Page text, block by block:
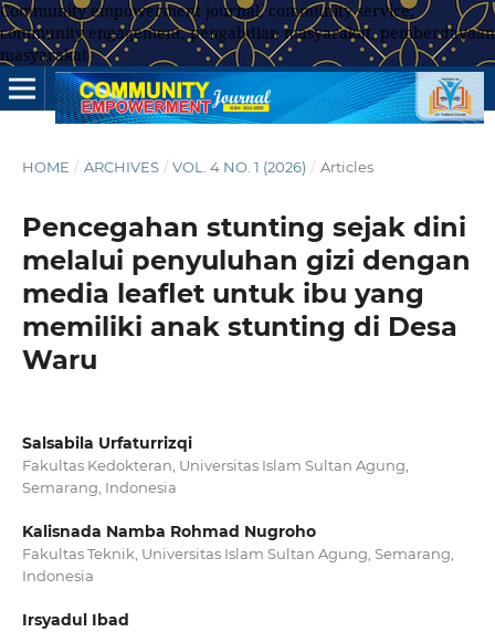
Community empowerment journal, community service,
community engagement, pengabdian masyarakat, pemberdayaan
masyarakat
HOME / ARCHIVES / VOL. 4 NO. 1 (2026) / Articles
Pencegahan stunting sejak dini
melalui penyuluhan gizi dengan
media leaflet untuk ibu yang
memiliki anak stunting di Desa
Waru
Salsabila Urfaturrizqi
Fakultas Kedokteran, Universitas Islam Sultan Agung,
Semarang, Indonesia
Kalisnada Namba Rohmad Nugroho
Fakultas Teknik, Universitas Islam Sultan Agung, Semarang,
Indonesia
Irsyadul Ibad